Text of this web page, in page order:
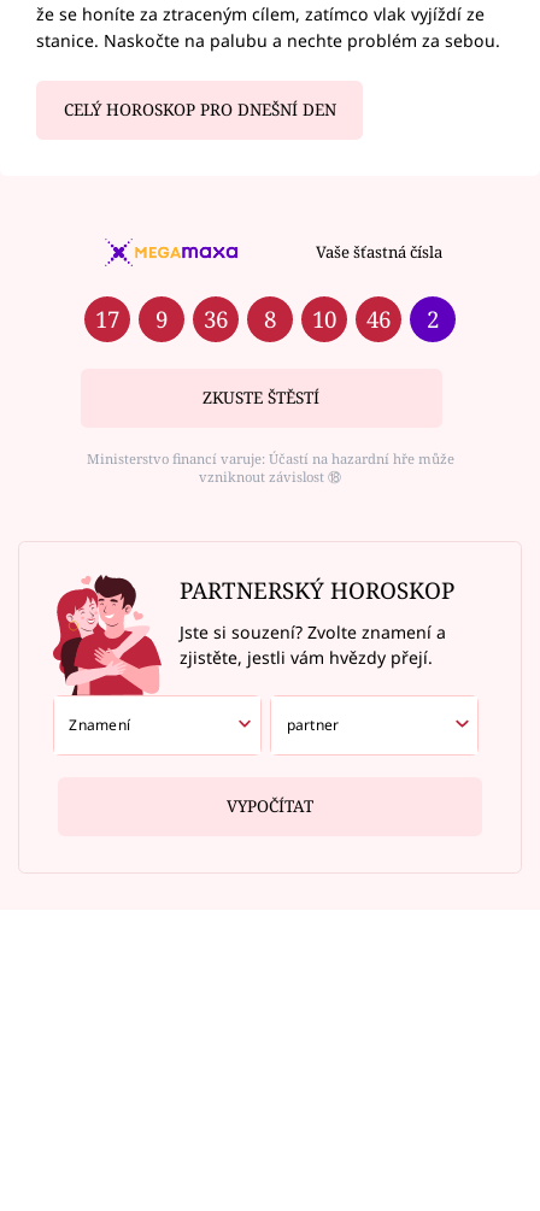
že se honíte za ztraceným cílem, zatímco vlak vyjíždí ze
stanice. Naskočte na palubu a nechte problém za sebou.
CELÝ HOROSKOP PRO DNEŠNÍ DEN
Vaše šťastná čísla
17 9 36 8 10 46 2
ZKUSTE ŠTĚSTÍ
Ministerstvo financí varuje: Účastí na hazardní hře může
vzniknout závislost ⑱
PARTNERSKÝ HOROSKOP
Jste si souzení? Zvolte znamení a
zjistěte, jestli vám hvězdy přejí.
VYPOČÍTAT